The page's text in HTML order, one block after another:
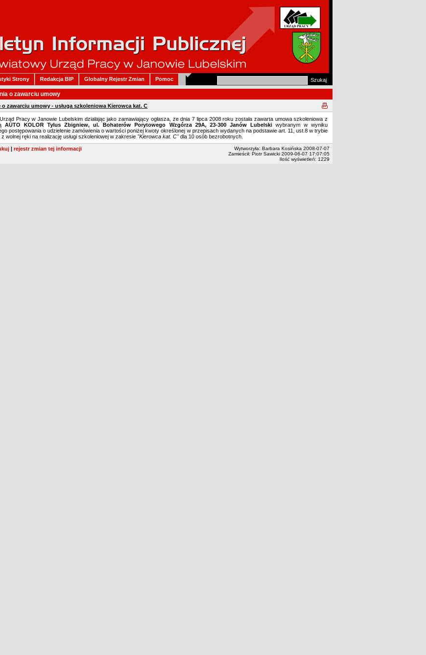
Pomoc
Globalny Rejestr Zmian
Redakcja BIP
Strony
o zawarciu umowy
o zawarciu umowy - usługa szkoleniowa Kierowca kat. C
Pracy w Janowie Lubelskim działając jako zamawiający ogłasza, że dnia 7 lipca 2008 roku została zawarta umowa szkoleniowa z
AUTO KOLOR Tylus Zbigniew, ul. Bohaterów Porytowego Wzgórza 29A, 23-300 Janów Lubelskiwybranym w wyniku
postępowania o udzielenie zamówienia o wartości poniżej kwoty określonej w przepisach wydanych na podstawie art. 11, ust.8 w trybie
z wolnej ręki na realizację usługi szkoleniowej w zakresie "Kierowca kat. C"dla 10 osób bezrobotnych.
| rejestr zmian tej informacji
Wytworzyła: Barbara Kosińska 2008-07-07
Zamieścił: Piotr Sawicki 2009-06-07 17:07:05
Ilość wyświetleń: 1229